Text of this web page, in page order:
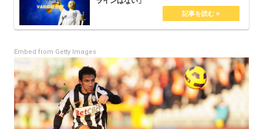
Embed from Getty Images